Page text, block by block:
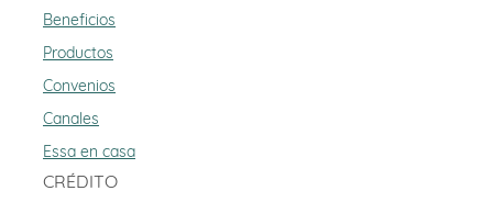
Beneficios
Productos
Convenios
Canales
Essa en casa
CRÉDITO